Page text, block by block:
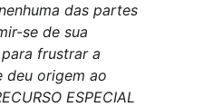
das partes
se de sua
frustrar a
deu origem ao
ESPECIAL